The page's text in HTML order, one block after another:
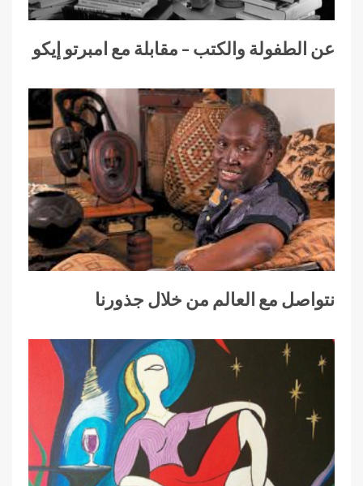
عن الطفولة والكتب – مقابلة مع امبرتو إيكو
نتواصل مع العالم من خلال جذورنا